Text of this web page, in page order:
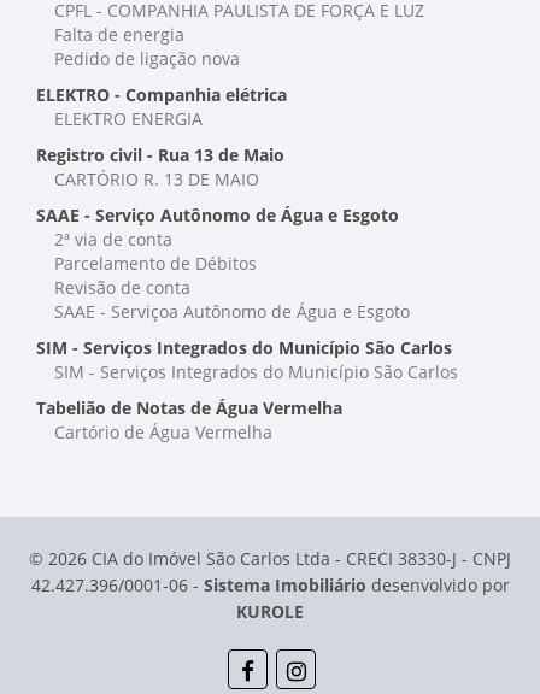
CPFL - COMPANHIA PAULISTA DE FORÇA E LUZ
Falta de energia
Pedido de ligação nova
ELEKTRO - Companhia elétrica
ELEKTRO ENERGIA
Registro civil - Rua 13 de Maio
CARTÓRIO R. 13 DE MAIO
SAAE - Serviço Autônomo de Água e Esgoto
2ª via de conta
Parcelamento de Débitos
Revisão de conta
SAAE - Serviçoa Autônomo de Água e Esgoto
SIM - Serviços Integrados do Município São Carlos
SIM - Serviços Integrados do Município São Carlos
Tabelião de Notas de Água Vermelha
Cartório de Água Vermelha
© 2026 CIA do Imóvel São Carlos Ltda - CRECI 38330-J - CNPJ
42.427.396/0001-06 - Sistema Imobiliário desenvolvido por
KUROLE